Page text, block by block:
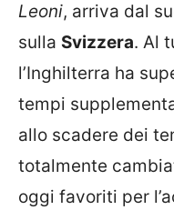
Leoni, arriva dal
sulla Svizzera. Al
l’Inghilterra ha
tempi
allo scadere dei
totalmente
oggi favoriti per